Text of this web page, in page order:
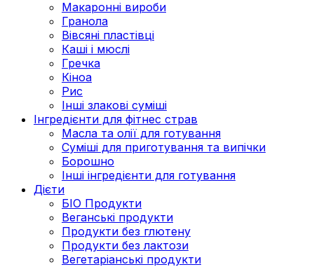
Макаронні вироби
Гранола
Вівсяні пластівці
Каші і мюслі
Гречка
Кіноа
Рис
Інші злакові суміші
Інгредієнти для фітнес страв
Масла та олії для готування
Суміші для приготування та випічки
Борошно
Інші інгредієнти для готування
Дієти
БІО Продукти
Веганські продукти
Продукти без глютену
Продукти без лактози
Вегетаріанські продукти